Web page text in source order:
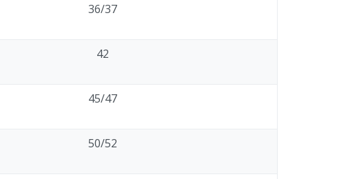
36/37
42
45/47
50/52